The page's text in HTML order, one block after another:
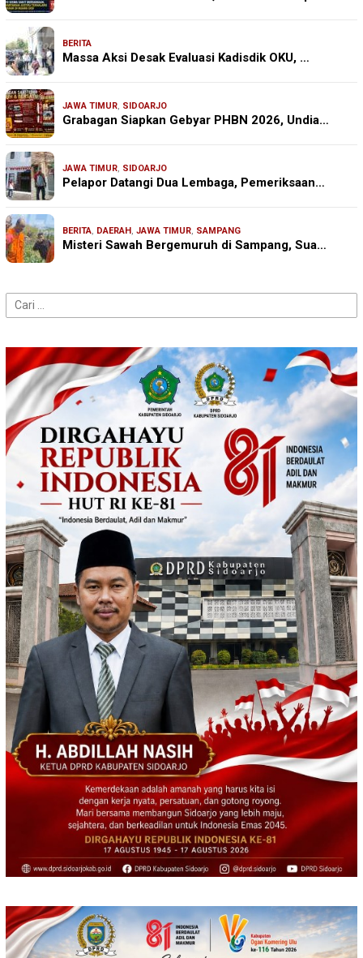
BERITA
Massa Aksi Desak Evaluasi Kadisdik OKU, …
JAWA TIMUR, SIDOARJO
Grabagan Siapkan Gebyar PHBN 2026, Undia…
JAWA TIMUR, SIDOARJO
Pelapor Datangi Dua Lembaga, Pemeriksaan…
BERITA, DAERAH, JAWA TIMUR, SAMPANG
Misteri Sawah Bergemuruh di Sampang, Sua…
Cari
untuk: